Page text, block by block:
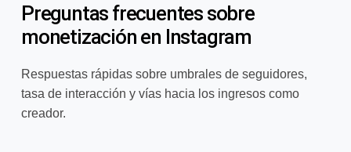
Preguntas frecuentes sobre
monetización en Instagram
Respuestas rápidas sobre umbrales de seguidores,
tasa de interacción y vías hacia los ingresos como
creador.